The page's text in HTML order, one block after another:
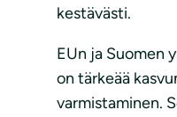
kestävästi.
EUn ja Suomen
on tärkeää
varmistaminen.